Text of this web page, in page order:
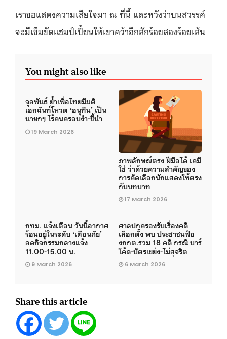
เราขอแสดงความเสียใจมา ณ ที่นี้ และหวังว่าบนสวรรค์
จะมีเข็มขัดแชมป์เปี้ยนให้เขาคว้าอีกสักร้อยสองร้อยเส้น
You might also like
จุลพันธ์ ย้ำเพื่อไทยมีมติ
เอกฉันท์โหวต ‘อนุทิน’ เป็น
นายกฯ ไร้คนครอบงำ-ชี้นำ
19 March 2026
ภาพลักษณ์ตรง ฝีมือได้ เคมี
ใช่ ว่าด้วยความสำคัญของ
การคัดเลือกนักแสดงให้ตรง
กับบทบาท
17 March 2026
กทม. แจ้งเตือน วันนี้อากาศ
ร้อนอยู่ในระดับ ‘เตือนภัย’
ลดกิจกรรมกลางแจ้ง
11.00-15.00 น.
9 March 2026
ศาลปกครองรับเรื่องคดี
เลือกตั้ง พบ ประชาชนฟ้อ
งกกต.รวม 18 คดี กรณี บาร์
โค้ด-บัตรเขย่ง-ไม่สุจริต
6 March 2026
Share this article